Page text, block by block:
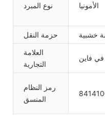
نوع المبرد الأمونيا
حزمة النقل
خشبية
العلامة
التجارية
في فاين
رمز النظام
المنسق